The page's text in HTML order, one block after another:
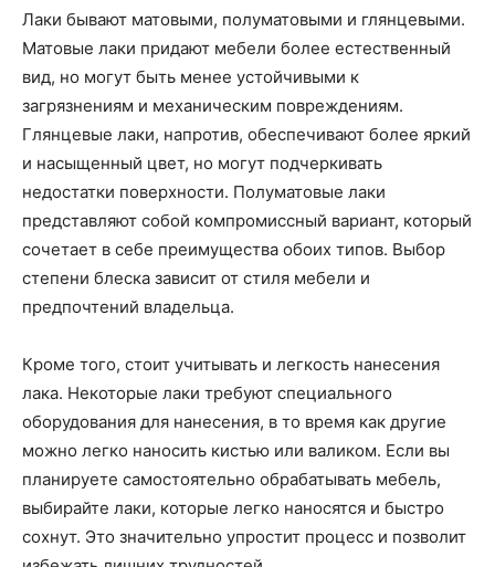
Лаки бывают матовыми, полуматовыми и глянцевыми.
Матовые лаки придают мебели более естественный
вид, но могут быть менее устойчивыми к
загрязнениям и механическим повреждениям.
Глянцевые лаки, напротив, обеспечивают более яркий
и насыщенный цвет, но могут подчеркивать
недостатки поверхности. Полуматовые лаки
представляют собой компромиссный вариант, который
сочетает в себе преимущества обоих типов. Выбор
степени блеска зависит от стиля мебели и
предпочтений владельца.
Кроме того, стоит учитывать и легкость нанесения
лака. Некоторые лаки требуют специального
оборудования для нанесения, в то время как другие
можно легко наносить кистью или валиком. Если вы
планируете самостоятельно обрабатывать мебель,
выбирайте лаки, которые легко наносятся и быстро
сохнут. Это значительно упростит процесс и позволит